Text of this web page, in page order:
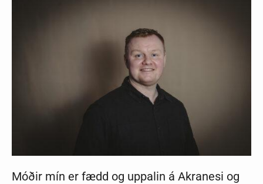
Móðir mín er fædd og uppalin á Akranesi og